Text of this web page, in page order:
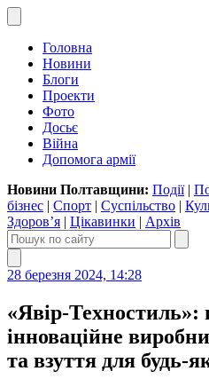
Головна
Новини
Блоги
Проекти
Фото
Досьє
Війна
Допомога армії
Новини Полтавщини: Події|
бізнес | Спорт | Суспільство |
Здоров’я | Цікавинки | Архів
28 березня 2024, 14:28
«Явір-Техностиль»:
інноваційне
та взуття для будь-